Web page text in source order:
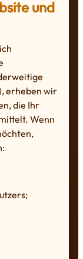
und
erheben wir
die Ihr
Wenn